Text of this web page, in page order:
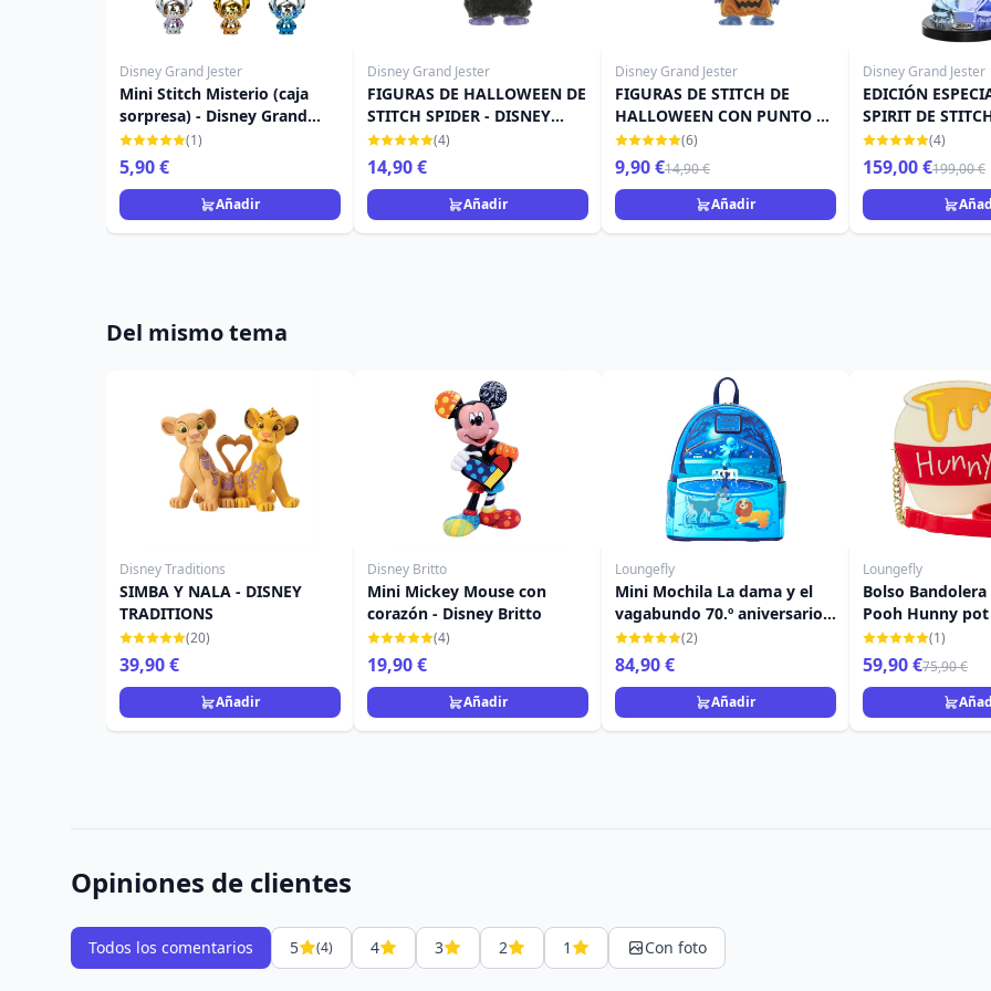
Disney Grand Jester
Mini Stitch Misterio (caja
sorpresa) - Disney Grand
Jester
(1)
5,90 €
Añadir
Disney Grand Jester
FIGURAS DE HALLOWEEN DE
STITCH SPIDER - DISNEY
GRAND JESTER
(4)
14,90 €
Añadir
Disney Grand Jester
FIGURAS DE STITCH DE
HALLOWEEN CON PUNTO DE
PUNTO - DISNEY GRAND
JESTER
(6)
9,90 €14,90 €
Añadir
Disney Grand Jester
EDICIÓN
SPIRIT DE
TRANSPARENTE
DISNEY GRAND
(4)
159,00 €199,00 €
Del mismo tema
Disney Traditions
SIMBA Y NALA - DISNEY
TRADITIONS
(20)
39,90 €
Añadir
Disney Britto
Mini Mickey Mouse con
corazón - Disney Britto
(4)
19,90 €
Añadir
Loungefly
Mini Mochila La dama y el
vagabundo 70.º aniversario -
DISNEY LOUNGEFLY
(2)
84,90 €
Añadir
Loungefly
Bolso
Pooh Hunny pot
LOUNGEFLY
(1)
59,90 €75,90 €
Opiniones de clientes
Todos los comentarios 5 (4) 4 3 2 1 Con foto